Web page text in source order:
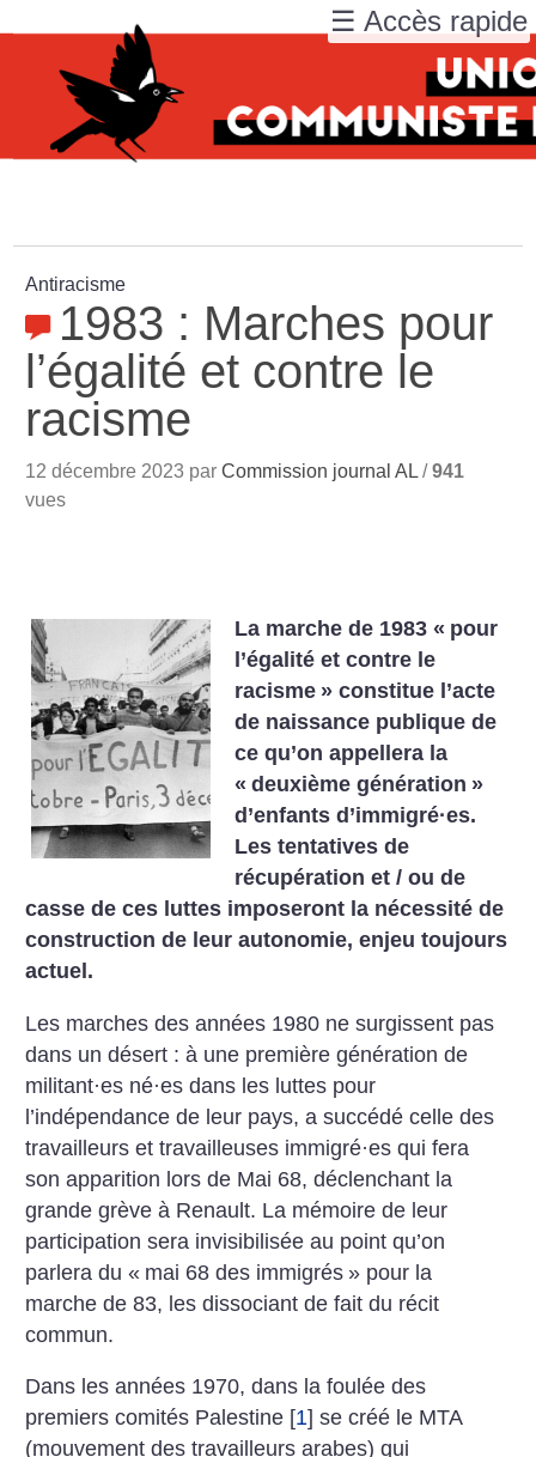
Antiracisme
1983 : Marches pour
l’égalité et contre le
racisme
12 décembre 2023 parCommission journal AL /941
vues
La marche de 1983 « pour
l’égalité et contre le
racisme » constitue l’acte
de naissance publique de
ce qu’on appellera la
« deuxième génération »
d’enfants d’immigré·es.
Les tentatives de
récupération et / ou de
casse de ces luttes imposeront la nécessité de
construction de leur autonomie, enjeu toujours
actuel.
Les marches des années 1980 ne surgissent pas
dans un désert : à une première génération de
militant·es né·es dans les luttes pour
l’indépendance de leur pays, a succédé celle des
travailleurs et travailleuses immigré·es qui fera
son apparition lors de Mai 68, déclenchant la
grande grève à Renault. La mémoire de leur
participation sera invisibilisée au point qu’on
parlera du « mai 68 des immigrés » pour la
marche de 83, les dissociant de fait du récit
commun.
Dans les années 1970, dans la foulée des
premiers comités Palestine [1] se créé le MTA
(mouvement des travailleurs arabes) qui
☰ Accès rapide